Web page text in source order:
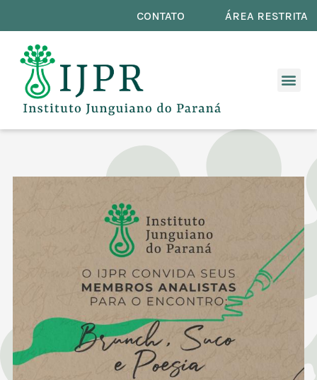
CONTATO ÁREA RESTRITA